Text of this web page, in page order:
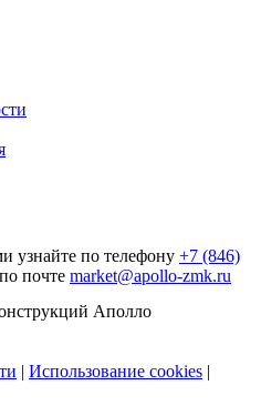
узнайте по телефону +7 (846)
почте market@apollo-zmk.ru
Аполло
| Использование cookies |